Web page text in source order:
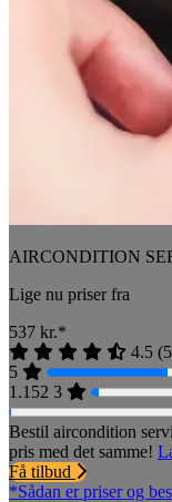
AIRCONDITION
Lige nu priser fra
537 kr.*
4.5 (
5
1.152 3
Bestil aircondition
pris med det samme!
Få tilbud
*Sådan er priser og